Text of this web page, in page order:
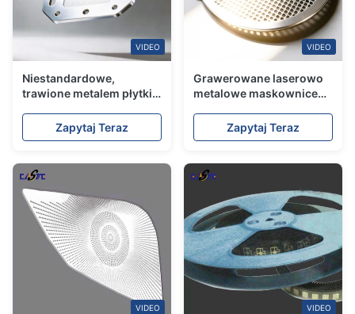
VIDEO
Niestandardowe,
trawione metalem płytki
zaawansowanej
odporności na korozję,
japoński
Zapytaj Teraz
VIDEO
Grawerowane laserowo
metalowe maskownice
dźwięku w motoryzacji o
doskonałej wydajności
Zapytaj Teraz
VIDEO VIDEO